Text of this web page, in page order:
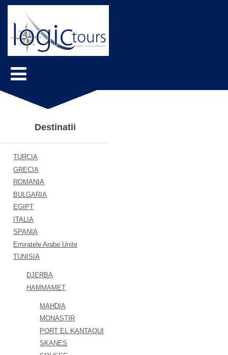
Destinatii
TURCIA
GRECIA
ROMANIA
BULGARIA
EGIPT
ITALIA
SPANIA
Emiratele Arabe Unite
TUNISIA
DJERBA
HAMMAMET
MAHDIA
MONASTIR
PORT EL KANTAOUI
SKANES